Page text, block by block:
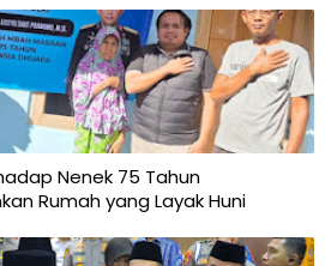
Nenek 75 Tahun
Rumah yang Layak Huni